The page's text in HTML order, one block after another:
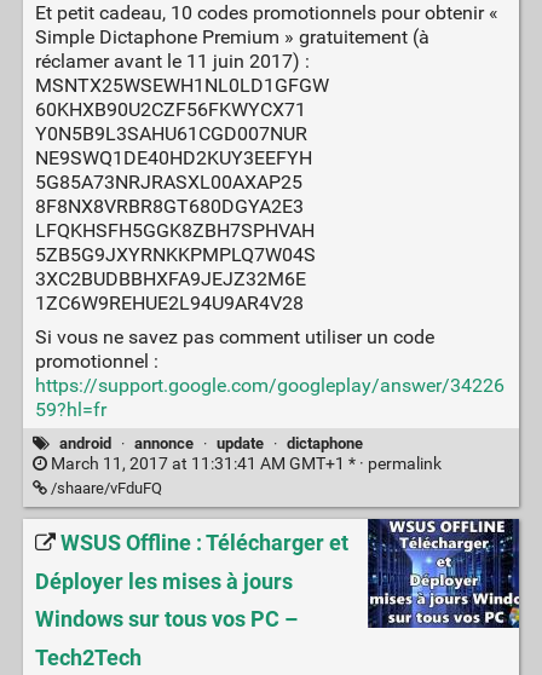
Et petit cadeau, 10 codes promotionnels pour obtenir «
Simple Dictaphone Premium » gratuitement (à
réclamer avant le 11 juin 2017) :
MSNTX25WSEWH1NL0LD1GFGW
60KHXB90U2CZF56FKWYCX71
Y0N5B9L3SAHU61CGD007NUR
NE9SWQ1DE40HD2KUY3EEFYH
5G85A73NRJRASXL00AXAP25
8F8NX8VRBR8GT680DGYA2E3
LFQKHSFH5GGK8ZBH7SPHVAH
5ZB5G9JXYRNKKPMPLQ7W04S
3XC2BUDBBHXFA9JEJZ32M6E
1ZC6W9REHUE2L94U9AR4V28
Si vous ne savez pas comment utiliser un code
promotionnel :
https://support.google.com/googleplay/answer/34226
59?hl=fr
android · annonce · update · dictaphone
March 11, 2017 at 11:31:41 AM GMT+1 * · permalink
/shaare/vFduFQ
WSUS Offline : Télécharger et
Déployer les mises à jours
Windows sur tous vos PC –
Tech2Tech